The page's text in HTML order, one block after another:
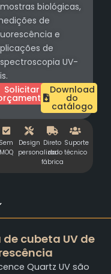
biológicas,
de
e
de
UV-
Solicitar
Download
do
catálogo
Sem
MOQ
Design
personalizado
Direto
da
fábrica
Suporte
técnico
cubeta UV de
Quartz UV são